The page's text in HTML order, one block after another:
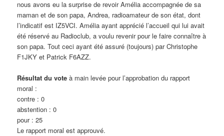
nous avons eu la surprise de revoir Amélia accompagnée de sa
maman et de son papa, Andrea, radioamateur de son état, dont
l’indicatif est IZ5VCI. Amélia ayant apprécié l’accueil qui lui avait
été réservé au Radioclub, a voulu revenir pour le faire connaître à
son papa. Tout ceci ayant été assuré (toujours) par Christophe
F1JKY et Patrick F6AZZ.
Résultat du vote à main levée pour l’approbation du rapport
moral :
contre : 0
abstention : 0
pour : 25
Le rapport moral est approuvé.